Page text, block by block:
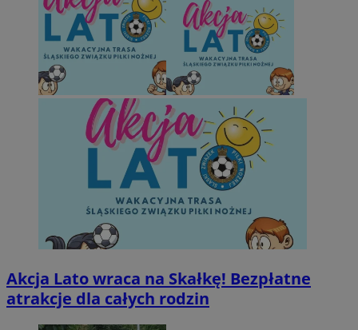
Akcja Lato wraca na Skałkę! Bezpłatne
atrakcje dla całych rodzin